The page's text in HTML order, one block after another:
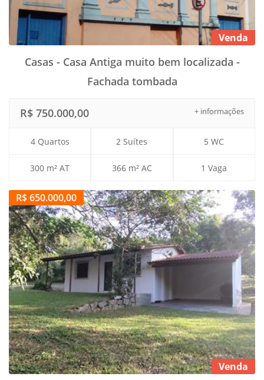
Venda
Casas - Casa Antiga muito bem localizada -
Fachada tombada
+ informações
R$ 750.000,00
4 Quartos 2 Suítes 5 WC
300 m² AT 366 m² AC 1 Vaga
R$ 650.000,00
Venda